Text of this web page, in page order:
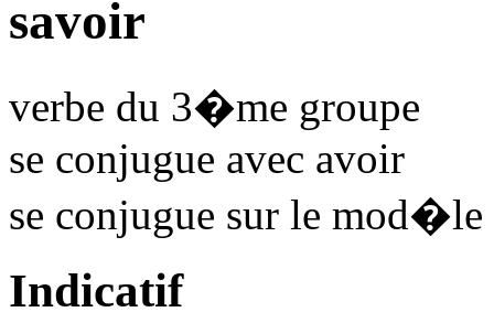
savoir
verbe du 3�me groupe
se conjugue avec avoir
se conjugue sur le
Indicatif